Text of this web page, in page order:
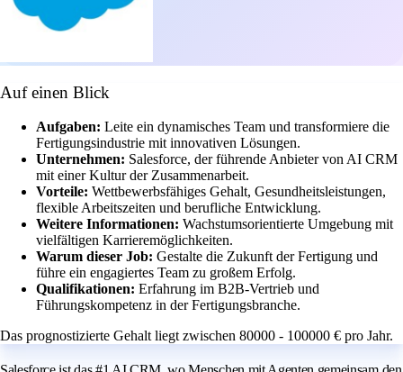
Auf einen Blick
Aufgaben: Leite ein dynamisches Team und transformiere die
Fertigungsindustrie mit innovativen Lösungen.
Unternehmen: Salesforce, der führende Anbieter von AI CRM
mit einer Kultur der Zusammenarbeit.
Vorteile: Wettbewerbsfähiges Gehalt, Gesundheitsleistungen,
flexible Arbeitszeiten und berufliche Entwicklung.
Weitere Informationen: Wachstumsorientierte Umgebung mit
vielfältigen Karrieremöglichkeiten.
Warum dieser Job: Gestalte die Zukunft der Fertigung und
führe ein engagiertes Team zu großem Erfolg.
Qualifikationen: Erfahrung im B2B-Vertrieb und
Führungskompetenz in der Fertigungsbranche.
Das prognostizierte Gehalt liegt zwischen 80000 - 100000 € pro Jahr.